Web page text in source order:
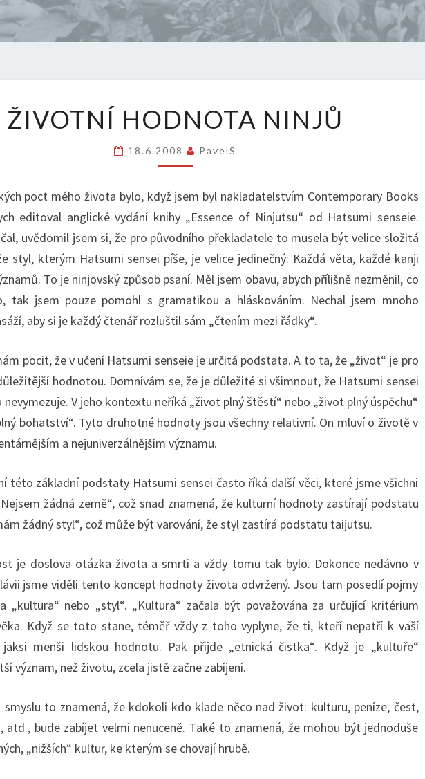
HODNOTA
ŽIVOTNÍ HODNOTA NINJŮ
18.6.2008 PavelS
poct mého života bylo, když jsem byl nakladatelstvím Contemporary Books
editoval anglické vydání knihy „Essence of Ninjutsu“ od Hatsumi senseie.
uvědomil jsem si, že pro původního překladatele to musela být velice složitá
styl, kterým Hatsumi sensei píše, je velice jedinečný: Každá věta, každé kanji
To je ninjovský způsob psaní. Měl jsem obavu, abych přílišně nezměnil, co
tak jsem pouze pomohl s gramatikou a hláskováním. Nechal jsem mnoho
aby si je každý čtenář rozluštil sám „čtením mezi řádky“.
pocit, že v učení Hatsumi senseie je určitá podstata. A to ta, že „život“ je pro
hodnotou. Domnívám se, že je důležité si všimnout, že Hatsumi sensei
V jeho kontextu neříká „život plný štěstí“ nebo „život plný úspěchu“
bohatství“. Tyto druhotné hodnoty jsou všechny relativní. On mluví o životě v
a nejuniverzálnějším významu.
této základní podstaty Hatsumi sensei často říká další věci, které jsme všichni
žádná země“, což snad znamená, že kulturní hodnoty zastírají podstatu
žádný styl“, což může být varování, že styl zastírá podstatu taijutsu.
je doslova otázka života a smrti a vždy tomu tak bylo. Dokonce nedávno v
jsme viděli tento koncept hodnoty života odvržený. Jsou tam posedlí pojmy
„kultura“ nebo „styl“. „Kultura“ začala být považována za určující kritérium
Když se toto stane, téměř vždy z toho vyplyne, že ti, kteří nepatří k vaší
menši lidskou hodnotu. Pak přijde „etnická čistka“. Když je „kultuře“
význam, než životu, zcela jistě začne zabíjení.
smyslu to znamená, že kdokoli kdo klade něco nad život: kulturu, peníze, čest,
atd., bude zabíjet velmi nenuceně. Také to znamená, že mohou být jednoduše
„nižších“ kultur, ke kterým se chovají hrubě.